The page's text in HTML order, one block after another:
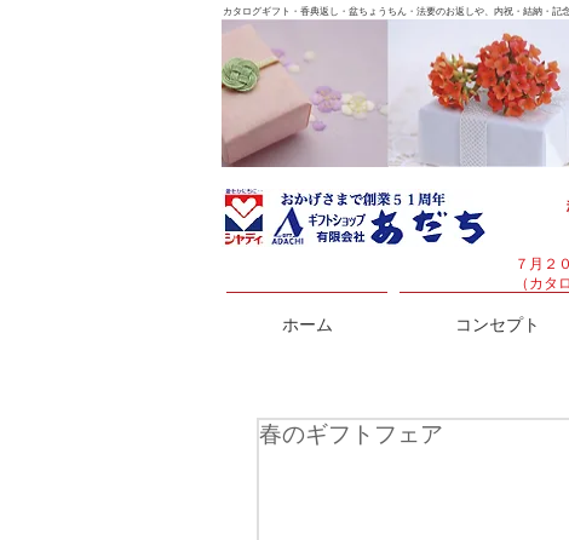
カタログギフト・香典返し・盆ちょうちん・法要のお返しや、内祝・結納・
ホーム コンセプト
７月２
（カタ
春のギフトフェア